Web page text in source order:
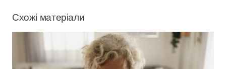
Схожі матеріали